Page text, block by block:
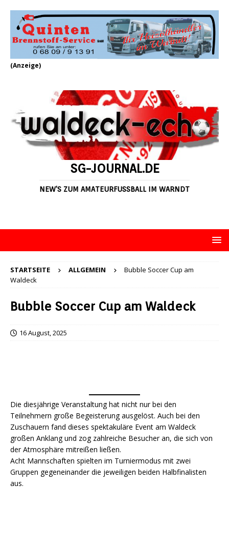
(Anzeige)
SG-JOURNAL.DE
NEW'S ZUM AMATEURFUSSBALL IM WARNDT
STARTSEITE ALLGEMEIN
Bubble Soccer Cup am
Waldeck
Bubble Soccer Cup am Waldeck
16 August, 2025
Die diesjährige Veranstaltung hat nicht nur bei den
Teilnehmern große Begeisterung ausgelöst. Auch bei den
Zuschauern fand dieses spektakuläre Event am Waldeck
großen Anklang und zog zahlreiche Besucher an, die sich von
der Atmosphäre mitreißen ließen.
Acht Mannschaften spielten im Turniermodus mit zwei
Gruppen gegeneinander die jeweiligen beiden Halbfinalisten
aus.